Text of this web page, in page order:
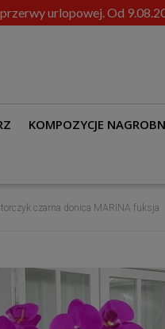
urlopowej. Od
KOMPOZYCJE
czarna donica MARINA fuksja